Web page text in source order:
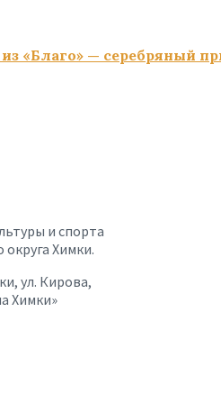
«Благо» — серебряный
и спорта
Химки.
ул. Кирова,
Химки»